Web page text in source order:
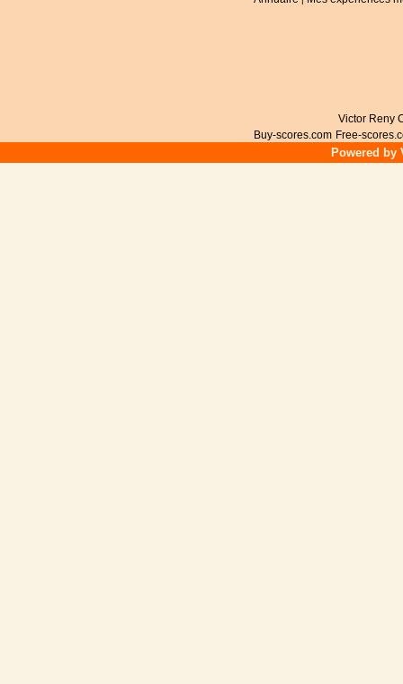
Victor Reny
Buy-scores.com Free-
Powered by